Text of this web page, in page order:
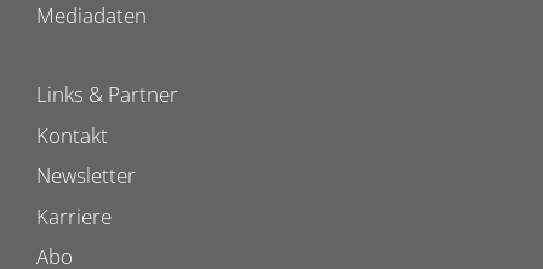
Mediadaten
Links & Partner
Kontakt
Newsletter
Karriere
Abo